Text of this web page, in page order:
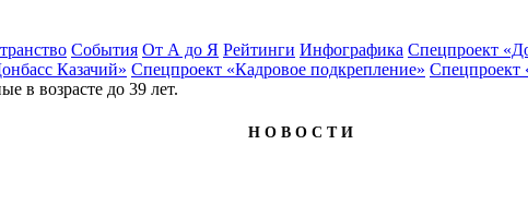
События От А до Я Рейтинги Инфографика Спецпроект
Казачий» Спецпроект «Кадровое подкрепление» Спецпроект
НОВОСТИ